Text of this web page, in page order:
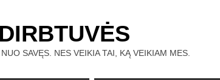
SAVĘS. NES VEIKIA TAI, KĄ VEIKIAM MES.